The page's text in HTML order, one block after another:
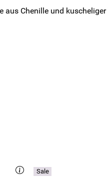
aus Chenille und kuscheliger